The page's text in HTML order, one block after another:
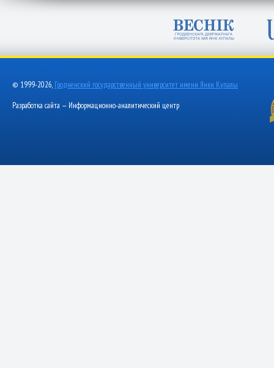
© 1999-2026, Гродненский государственный университет имени Янки Купалы
Разработка сайта — Информационно-аналитический центр